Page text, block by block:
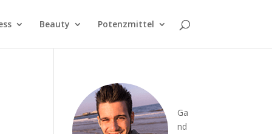
Beauty Potenzmittel
Ga
nd